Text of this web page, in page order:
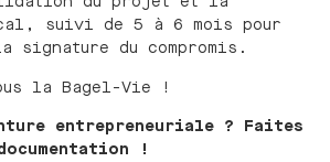
suivi de 5 à 6 mois pour
du compromis.
la Bagel-Vie !
entrepreneuriale ? Faites
!